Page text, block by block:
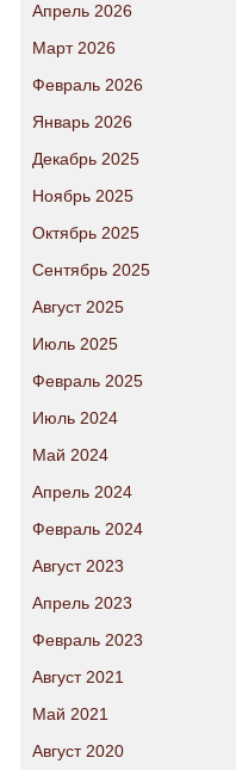
Апрель 2026
Март 2026
Февраль 2026
Январь 2026
Декабрь 2025
Ноябрь 2025
Октябрь 2025
Сентябрь 2025
Август 2025
Июль 2025
Февраль 2025
Июль 2024
Май 2024
Апрель 2024
Февраль 2024
Август 2023
Апрель 2023
Февраль 2023
Август 2021
Май 2021
Август 2020